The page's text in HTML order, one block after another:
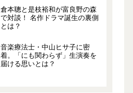
倉本聰と是枝裕和が富良野の森
で対談！ 名作ドラマ誕生の裏側
とは？
音楽療法士・中山ヒサ子に密
着。「にも関わらず」生演奏を
届ける思いとは？